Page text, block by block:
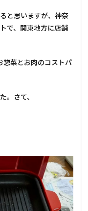
と思いますが、神奈
で、関東地方に店舗
惣菜とお肉のコストパ
。さて、